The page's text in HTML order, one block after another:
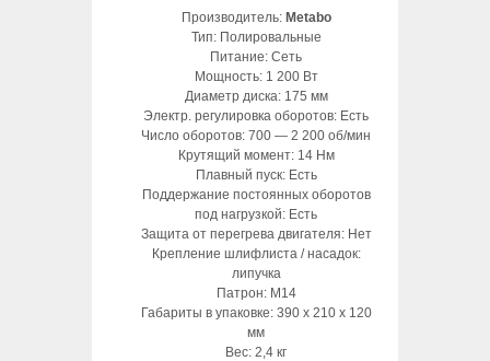
Производитель: Metabo
Тип: Полировальные
Питание: Сеть
Мощность: 1 200 Вт
Диаметр диска: 175 мм
Электр. регулировка оборотов: Есть
Число оборотов: 700 — 2 200 об/мин
Крутящий момент: 14 Нм
Плавный пуск: Есть
Поддержание постоянных оборотов
под нагрузкой: Есть
Защита от перегрева двигателя: Нет
Крепление шлифлиста / насадок:
липучка
Патрон: М14
Габариты в упаковке: 390 х 210 х 120
мм
Вес: 2,4 кг